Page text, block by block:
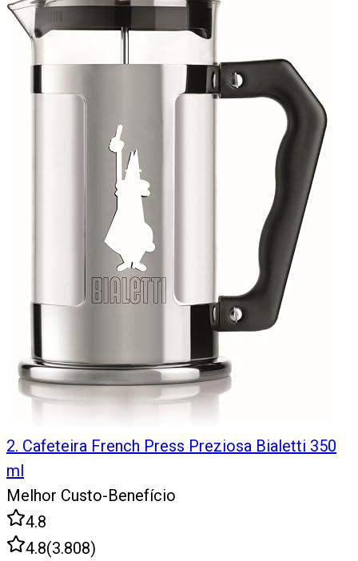
2. Cafeteira French Press Preziosa Bialetti 350
ml
Melhor Custo-Benefício
4.8
4.8(3.808)